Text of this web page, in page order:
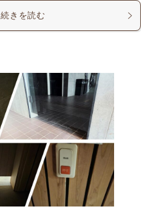
続きを読む